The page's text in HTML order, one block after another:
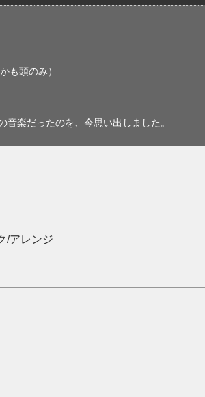
も頭のみ）
楽だったのを、今思い出しました。
/アレンジ